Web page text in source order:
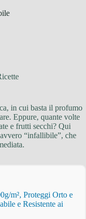
in cui basta il profumo
Eppure, quante volte
e frutti secchi? Qui
“infallibile”, che
m², Proteggi Orto e
e Resistente ai